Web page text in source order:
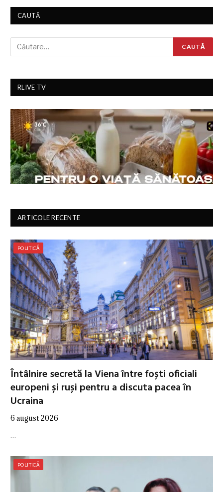
CAUTĂ
RLIVE TV
ARTICOLE RECENTE
POLITICĂ
Întâlnire secretă la Viena între foști oficiali
europeni și ruși pentru a discuta pacea în
Ucraina
6 august 2026
…
POLITICĂ